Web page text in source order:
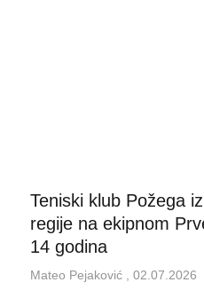
Teniski klub Požega
regije na ekipnom
14 godina
Mateo Pejaković 02.07.2026